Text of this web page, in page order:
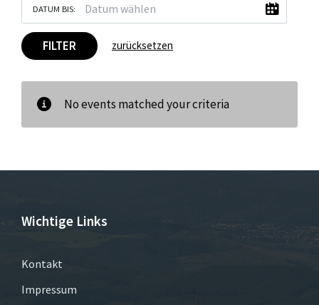
DATUM BIS:
FILTER zurücksetzen
No events matched your criteria
Wichtige Links
Kontakt
Impressum